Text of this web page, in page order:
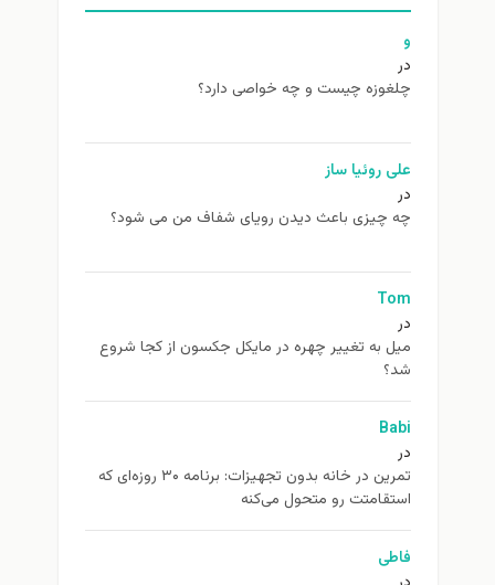
و
در
چلغوزه چیست و چه خواصی دارد؟
علی روئیا ساز
در
چه چیزی باعث دیدن رویای شفاف من می شود؟
Tom
در
ميل به تغيير چهره در مایکل جکسون از كجا شروع
شد؟
Babi
در
تمرین در خانه بدون تجهیزات: برنامه ۳۰ روزه‌ای که
استقامتت رو متحول می‌کنه
فاطی